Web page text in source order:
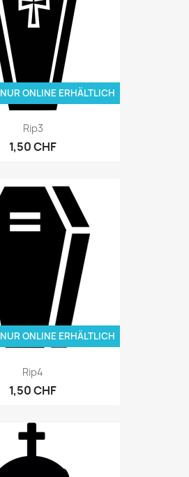
Rip3
1,50 CHF
NUR ONLINE ERHÄLTLICH
Rip4
1,50 CHF
NUR ONLINE ERHÄLTLICH